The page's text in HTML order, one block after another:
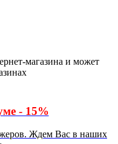
магазина и может
- 15%
Ждем Вас в наших